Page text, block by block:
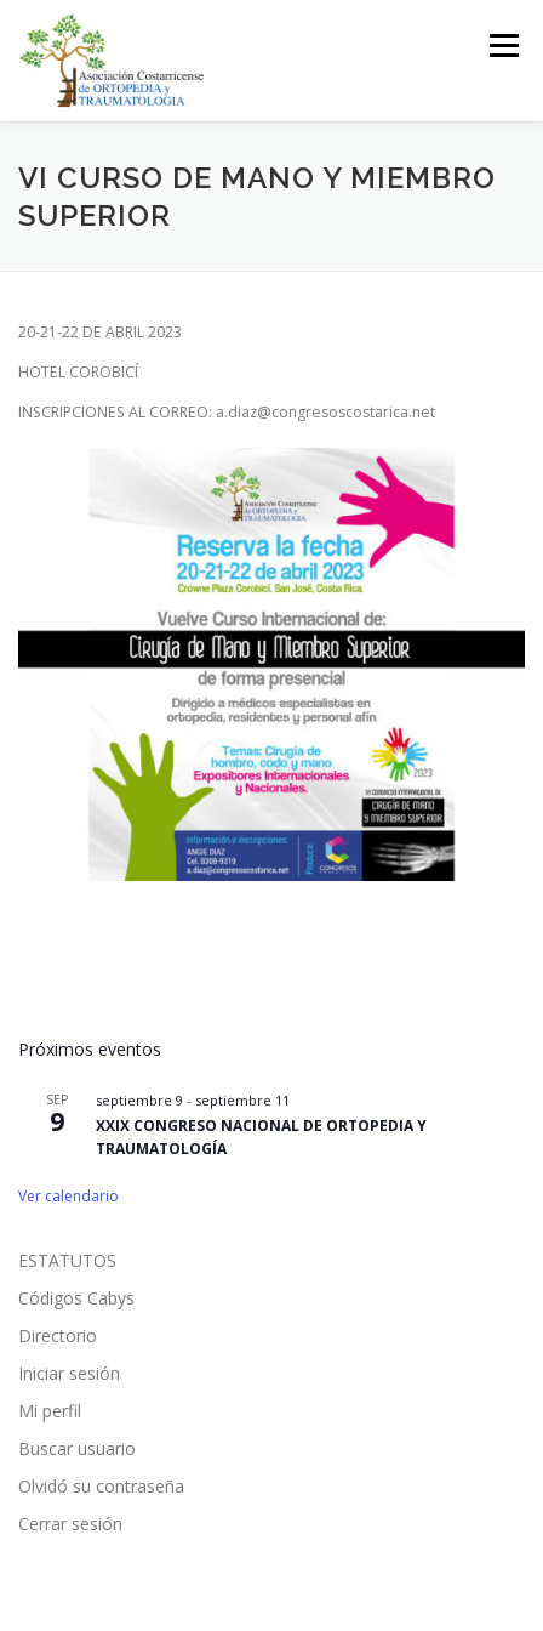
contenido
Menú
LA ASOCIACIÓN ASOCIADOS
VI CURSO DE MANO Y MIEMBRO
SUPERIOR
20-21-22 DE ABRIL 2023
HOTEL COROBICÍ
INSCRIPCIONES AL CORREO: a.diaz@congresoscostarica.net
Próximos eventos
SEP
9
septiembre 9 - septiembre 11
XXIX CONGRESO NACIONAL DE ORTOPEDIA Y
TRAUMATOLOGÍA
Ver calendario
ESTATUTOS
Códigos Cabys
Directorio
Iniciar sesión
Mi perfil
Buscar usuario
Olvidó su contraseña
Cerrar sesión